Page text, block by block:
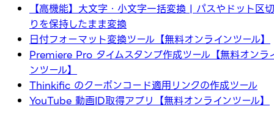
【高機能】大文字・小文字一括変換 | パスやドット区切
りを保持したまま変換
日付フォーマット変換ツール【無料オンラインツール】
Premiere Pro タイムスタンプ作成ツール【無料オンラ
ンツール】
Thinkific のクーポンコード適用リンクの作成ツール
YouTube 動画ID取得アプリ【無料オンラインツール】